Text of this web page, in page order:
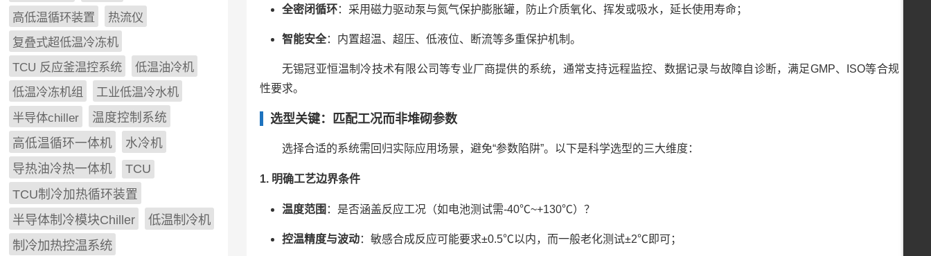
全密闭循环：采用磁力驱动泵与氮气保护膨胀罐，防止介质氧化、挥发或吸水，延长使用寿命；
智能安全：内置超温、超压、低液位、断流等多重保护机制。
无锡冠亚恒温制冷技术有限公司等专业厂商提供的系统，通常支持远程监控、数据记录与故障自诊断，满足GMP、ISO等合规
性要求。
选型关键：匹配工况而非堆砌参数
选择合适的系统需回归实际应用场景，避免“参数陷阱”。以下是科学选型的三大维度：
1. 明确工艺边界条件
温度范围 ：是否涵盖反应工况（如电池测试需-40℃~+130℃）？
控温精度与波动：敏感合成反应可能要求±0.5℃以内，而一般老化测试±2℃即可；
高低温循环装置
热流仪
复叠式超低温冷冻机
TCU 反应釜温控系统
低温油冷机
低温冷冻机组
工业低温冷水机
半导体chiller
温度控制系统
高低温循环一体机
水冷机
导热油冷热一体机
TCU
TCU制冷加热循环装置
半导体制冷模块Chiller
低温制冷机
制冷加热控温系统